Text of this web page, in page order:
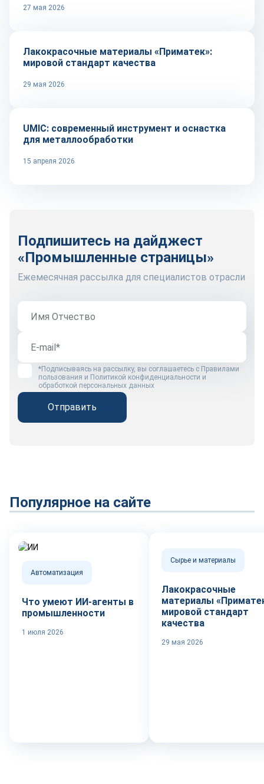
27 мая 2026
Сырье и материалы
Лакокрасочные материалы «Приматек»:
мировой стандарт качества
29 мая 2026
Оборудование и инструмент
UMIC: современный инструмент и оснастка
для металлообработки
15 апреля 2026
Подпишитесь на дайджест
«Промышленные страницы»
Ежемесячная рассылка для специалистов отрасли
*Подписываясь на рассылку, вы соглашаетесь с Правилами
пользования и Политикой конфиденциальности и
обработкой персональных данных
Отправить
Популярное на сайте
Автоматизация
Что умеют ИИ-агенты в
промышленности
1 июля 2026
Сырье и материалы
Лакокрасочные
материалы
мировой стандарт
качества
29 мая 2026